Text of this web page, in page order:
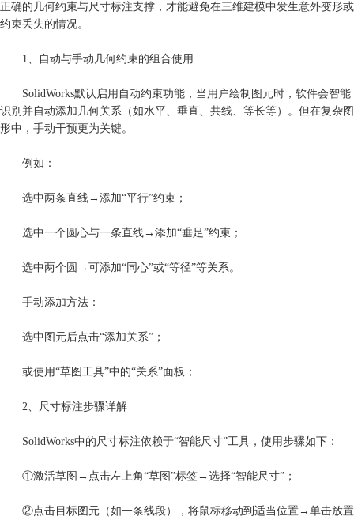
正确的几何约束与尺寸标注支撑，才能避免在三维建模中发生意外变形或
约束丢失的情况。
1、自动与手动几何约束的组合使用
SolidWorks默认启用自动约束功能，当用户绘制图元时，软件会智能
识别并自动添加几何关系（如水平、垂直、共线、等长等）。但在复杂图
形中，手动干预更为关键。
例如：
选中两条直线→添加“平行”约束；
选中一个圆心与一条直线→添加“垂足”约束；
选中两个圆→可添加“同心”或“等径”等关系。
手动添加方法：
选中图元后点击“添加关系”；
或使用“草图工具”中的“关系”面板；
2、尺寸标注步骤详解
SolidWorks中的尺寸标注依赖于“智能尺寸”工具，使用步骤如下：
①激活草图→点击左上角“草图”标签→选择“智能尺寸”；
②点击目标图元（如一条线段），将鼠标移动到适当位置→单击放置